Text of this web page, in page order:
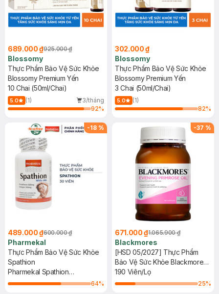
689.000 ₫925.000 ₫
Blossomy
Thực Phẩm Bảo Vệ Sức Khỏe
Blossomy Premium Yến
10 Chai (50ml/Chai)
5.0 (1)
3/tháng
92%
302.000 ₫
Blossomy
Thực Phẩm Bảo Vệ Sức Khỏe
Blossomy Premium Yến
3 Chai (50ml/Chai)
5.0
(1)
82%
-18 %
489.000 ₫600.000 ₫
Pharmekal
Thực Phẩm Bảo Vệ Sức Khỏe
Spathion
Pharmekal Spathion
Glutathione 500mg + Collagen
64%
-37 %
671.000 ₫1.065.900 ₫
Blackmores
[HSD 05/2027] Thực Phẩm
Bảo Vệ Sức Khỏe Blackmores
Evening Primrose Oil
190 Viên/Lọ
25%